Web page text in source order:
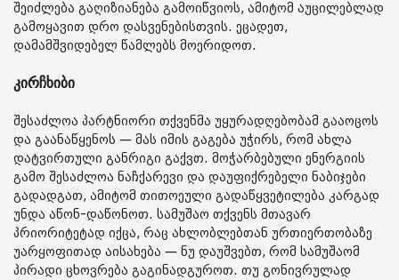
შეიძლება გაღიზიანება გამოიწვიოს, ამიტომ აუცილებლად
გამოყავით დრო დასვენებისთვის. ეცადეთ,
დამამშვიდებელ წამლებს მოერიდოთ.
კირჩხიბი
შესაძლოა პარტნიორი თქვენმა უყურადღებობამ გააოცოს
და გაანაწყენოს — მას იმის გაგება უჭირს, რომ ახლა
დატვირთული განრიგი გაქვთ. მოჭარბებული ენერგიის
გამო შესაძლოა ნაჩქარევი და დაუფიქრებელი ნაბიჯები
გადადგათ, ამიტომ თითოეული გადაწყვეტილება კარგად
უნდა აწონ-დაწონოთ. სამუშაო თქვენს მთავარ
პრიორიტეტად იქცა, რაც ახლობლებთან ურთიერთობაზე
უარყოფითად აისახება — ნუ დაუშვებთ, რომ სამუშაომ
პირადი ცხოვრება გაგინადგუროთ. თუ გონივრულად